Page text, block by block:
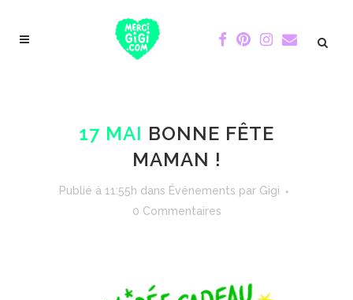
17 MAI BONNE FÊTE
MAMAN !
Publié à 11:55h dans Événements par Gigi
0 Commentaires